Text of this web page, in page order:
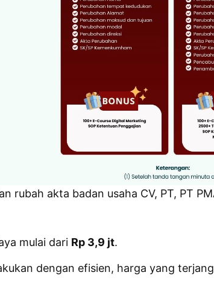
akta badan usaha CV, PT, PT
mulai dari Rp 3,9 jt.
dengan efisien, harga yang